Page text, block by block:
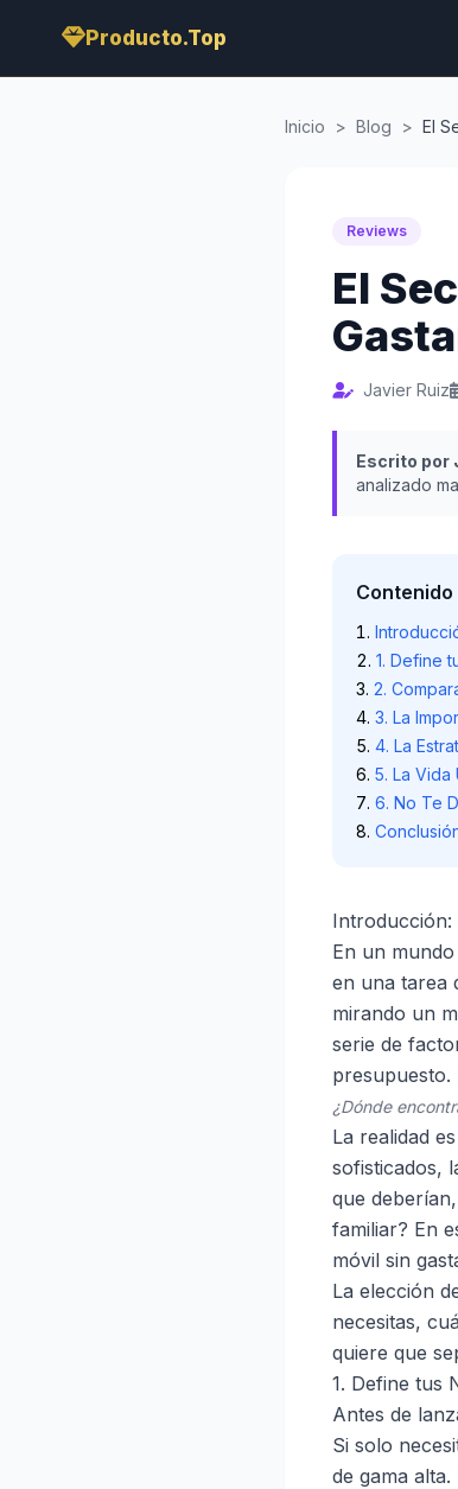
Producto.Top
Inicio > Blog > El
Reviews
El
Javier Ruiz
Escrito por
analizado
1. Define
2.
3. La
4. La
5. La Vida
6. No Te
Introducción:
En un
en una tarea
mirando un
serie de
presupuesto.
¿Dónde
La realidad
sofisticados,
que
familiar? En
móvil sin
La elección
necesitas,
quiere que
1. Define tus
Antes de
Si solo
de gama